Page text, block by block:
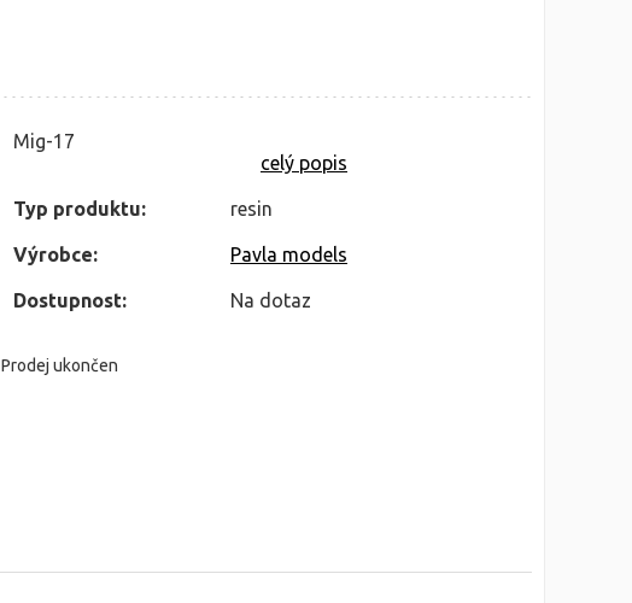
Mig-17
celý popis
Typ produktu: resin
Výrobce: Pavla models
Dostupnost: Na dotaz
Prodej ukončen